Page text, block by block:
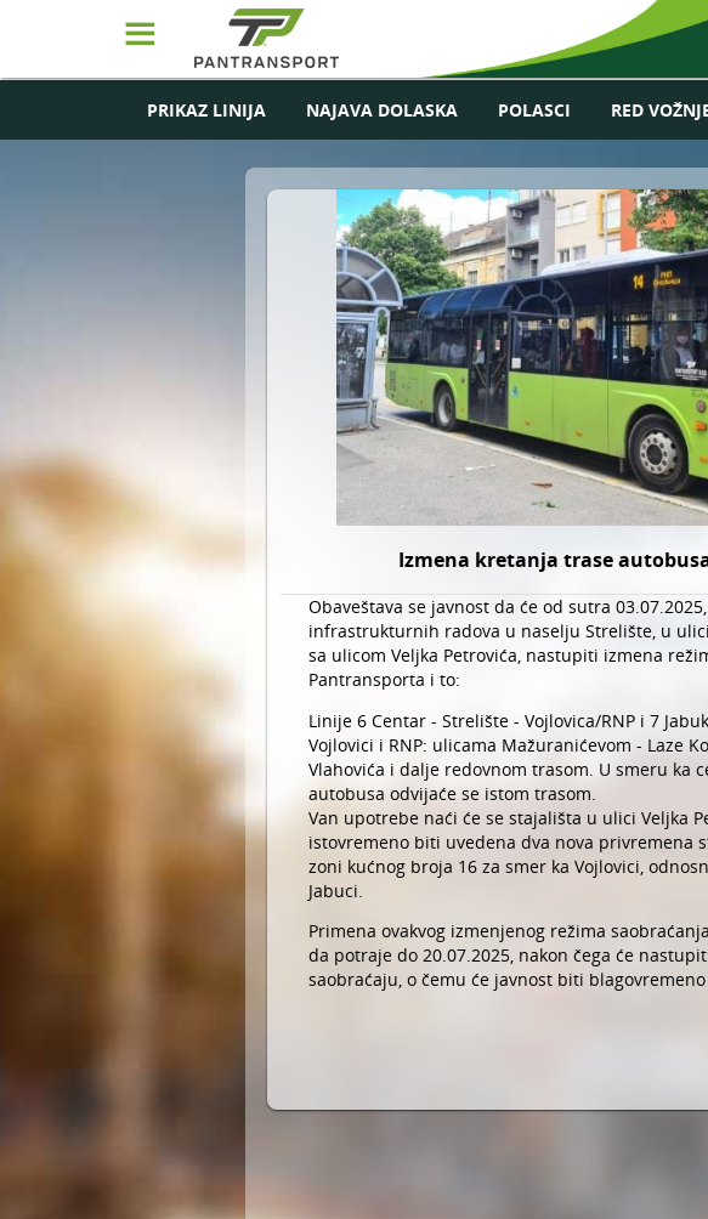
☰
PRIKAZ LINIJA NAJAVA DOLASKA POLASCI RED
Izmena kretanja trase
Obaveštava se javnost da će od sutra
infrastrukturnih radova u naselju Strelište, u
sa ulicom Veljka Petrovića, nastupiti izmena
Pantransporta i to:
Linije 6 Centar - Strelište - Vojlovica/RNP i 7
Vojlovici i RNP: ulicama Mažuranićevom - Laze
Vlahovića i dalje redovnom trasom. U smeru ka
autobusa odvijaće se istom trasom.
Van upotrebe naći će se stajališta u ulici Veljka
istovremeno biti uvedena dva nova privremena
zoni kućnog broja 16 za smer ka Vojlovici,
Jabuci.
Primena ovakvog izmenjenog režima
da potraje do 20.07.2025, nakon čega će
saobraćaju, o čemu će javnost biti